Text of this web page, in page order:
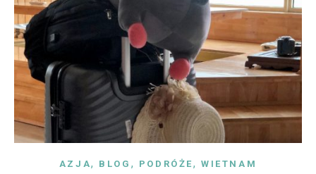
AZJA, BLOG , PODRÓŻE , WIETNAM